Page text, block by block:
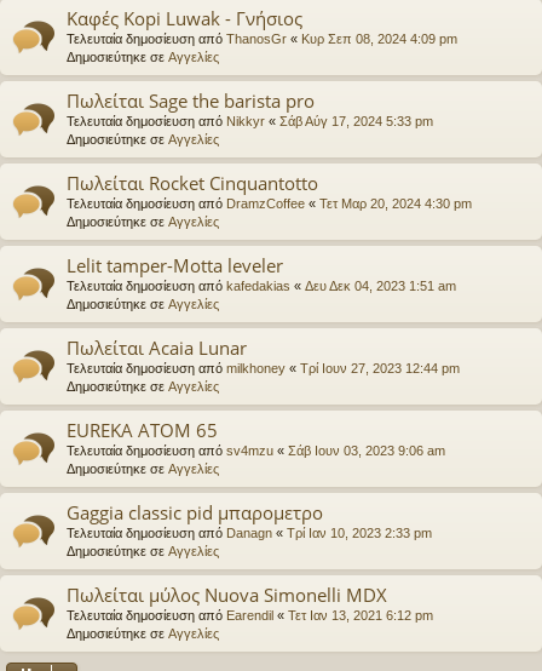
Καφές Kopi Luwak - Γνήσιος
Τελευταία δημοσίευση από ThanosGr « Κυρ Σεπ 08, 2024 4:09 pm
Δημοσιεύτηκε σε Αγγελίες
Πωλείται Sage the barista pro
Τελευταία δημοσίευση από Nikkyr « Σάβ Αύγ 17, 2024 5:33 pm
Δημοσιεύτηκε σε Αγγελίες
Πωλείται Rocket Cinquantotto
Τελευταία δημοσίευση από DramzCoffee « Τετ Μαρ 20, 2024 4:30 pm
Δημοσιεύτηκε σε Αγγελίες
Lelit tamper-Motta leveler
Τελευταία δημοσίευση από kafedakias « Δευ Δεκ 04, 2023 1:51 am
Δημοσιεύτηκε σε Αγγελίες
Πωλείται Acaia Lunar
Τελευταία δημοσίευση από milkhoney « Τρί Ιουν 27, 2023 12:44 pm
Δημοσιεύτηκε σε Αγγελίες
EUREKA ATOM 65
Τελευταία δημοσίευση από sv4mzu « Σάβ Ιουν 03, 2023 9:06 am
Δημοσιεύτηκε σε Αγγελίες
Gaggia classic pid μπαρομετρο
Τελευταία δημοσίευση από Danagn « Τρί Ιαν 10, 2023 2:33 pm
Δημοσιεύτηκε σε Αγγελίες
Πωλείται μύλος Nuova Simonelli MDX
Τελευταία δημοσίευση από Earendil « Τετ Ιαν 13, 2021 6:12 pm
Δημοσιεύτηκε σε Αγγελίες